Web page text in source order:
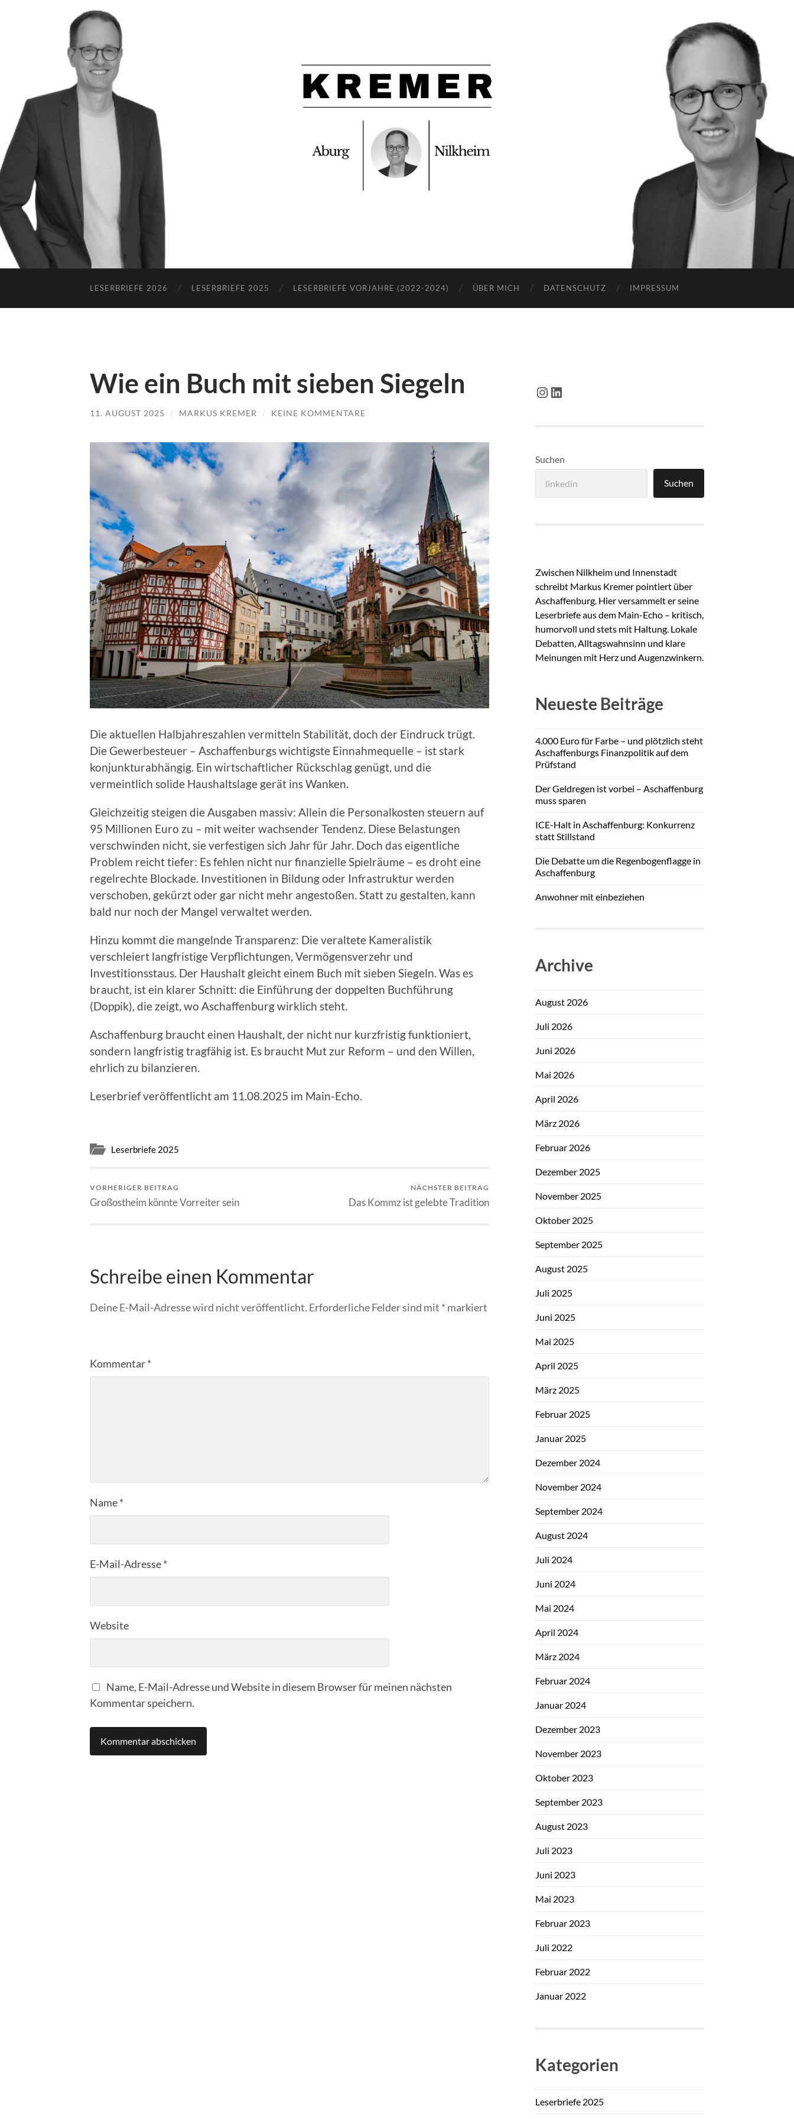
LESERBRIEFE 2026 LESERBRIEFE 2025 LESERBRIEFE VORJAHRE (2022-2024) ÜBER MICH DATENSCHUTZ IMPRESSUM
Wie ein Buch mit sieben Siegeln
11. AUGUST 2025 / MARKUS KREMER / KEINE KOMMENTARE
Die aktuellen Halbjahreszahlen vermitteln Stabilität, doch der Eindruck trügt.
Die Gewerbesteuer – Aschaffenburgs wichtigste Einnahmequelle – ist stark
konjunkturabhängig. Ein wirtschaftlicher Rückschlag genügt, und die
vermeintlich solide Haushaltslage gerät ins Wanken.
Gleichzeitig steigen die Ausgaben massiv: Allein die Personalkosten steuern auf
95 Millionen Euro zu – mit weiter wachsender Tendenz. Diese Belastungen
verschwinden nicht, sie verfestigen sich Jahr für Jahr. Doch das eigentliche
Problem reicht tiefer: Es fehlen nicht nur finanzielle Spielräume – es droht eine
regelrechte Blockade. Investitionen in Bildung oder Infrastruktur werden
verschoben, gekürzt oder gar nicht mehr angestoßen. Statt zu gestalten, kann
bald nur noch der Mangel verwaltet werden.
Hinzu kommt die mangelnde Transparenz: Die veraltete Kameralistik
verschleiert langfristige Verpflichtungen, Vermögensverzehr und
Investitionsstaus. Der Haushalt gleicht einem Buch mit sieben Siegeln. Was es
braucht, ist ein klarer Schnitt: die Einführung der doppelten Buchführung
(Doppik), die zeigt, wo Aschaffenburg wirklich steht.
Aschaffenburg braucht einen Haushalt, der nicht nur kurzfristig funktioniert,
sondern langfristig tragfähig ist. Es braucht Mut zur Reform – und den Willen,
ehrlich zu bilanzieren.
Leserbrief veröffentlicht am 11.08.2025 im Main-Echo.
Leserbriefe 2025
VORHERIGER BEITRAG
Großostheim könnte Vorreiter sein
NÄCHSTER BEITRAG
Das Kommz ist gelebte Tradition
Schreibe einen Kommentar
Deine E-Mail-Adresse wird nicht veröffentlicht. Erforderliche Felder sind mit * markiert
Kommentar*
Name*
E-Mail-Adresse*
Website
Name, E-Mail-Adresse und Website in diesem Browser für meinen nächsten
Kommentar speichern.
Instagram
LinkedIn
Suchen
Suchen
Zwischen Nilkheim und Innenstadt
schreibt Markus Kremer pointiert über
Aschaffenburg. Hier versammelt er seine
Leserbriefe aus dem Main-Echo – kritisch,
humorvoll und stets mit Haltung. Lokale
Debatten, Alltagswahnsinn und klare
Meinungen mit Herz und Augenzwinkern.
Neueste Beiträge
4.000 Euro für Farbe – und plötzlich steht
Aschaffenburgs Finanzpolitik auf dem
Prüfstand
Der Geldregen ist vorbei – Aschaffenburg
muss sparen
ICE-Halt in Aschaffenburg: Konkurrenz
statt Stillstand
Die Debatte um die Regenbogenflagge in
Aschaffenburg
Anwohner mit einbeziehen
Archive
August 2026
Juli 2026
Juni 2026
Mai 2026
April 2026
März 2026
Februar 2026
Dezember 2025
November 2025
Oktober 2025
September 2025
August 2025
Juli 2025
Juni 2025
Mai 2025
April 2025
März 2025
Februar 2025
Januar 2025
Dezember 2024
November 2024
September 2024
August 2024
Juli 2024
Juni 2024
Mai 2024
April 2024
März 2024
Februar 2024
Januar 2024
Dezember 2023
November 2023
Oktober 2023
September 2023
August 2023
Juli 2023
Juni 2023
Mai 2023
Februar 2023
Juli 2022
Februar 2022
Januar 2022
Kategorien
Leserbriefe 2025